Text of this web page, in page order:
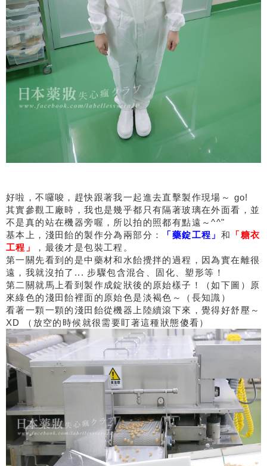
好啦，不囉唆，趕快跟著我一起進去直擊製作現場～ go!
其實參觀工廠時，我也是幾乎都只有隔著玻璃在外面看，並
不是真的站在機器旁喔，所以拍的照都有點遠～^^"
基本上，淺田飴的製作分為兩部分：
「藥錠工程」 和
「糖衣
工程」
，最後才是包裝工程。
第一關先看到的是中藥材和水飴攪拌的過程，因為實在離很
遠，我就沒拍了... 步驟包含混合、固化、塑形等！
第二關就馬上看到製作成錠狀後的原始樣子！（如下圖）原
來綠色的淺田飴裡面的原始色是淡褐色～（長知識）
看著一顆一顆的淺田飴從機器上陸續滾下來，覺得好舒壓～
XD （放空的時候就很需要盯著這種狀態傻看）